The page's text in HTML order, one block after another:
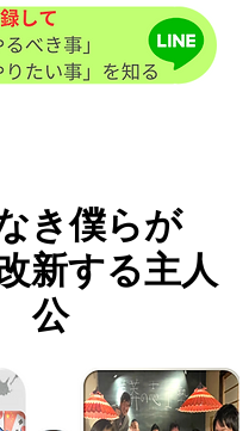
き僕らが
新する主人
公